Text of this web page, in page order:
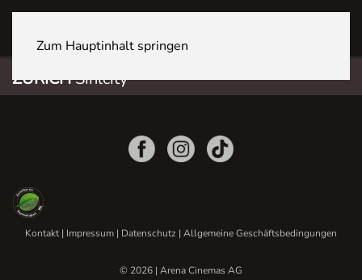
Zum Hauptinhalt springen
ZÜRICHSihlcity
Kontakt| Impressum | Datenschutz | Allgemeine Geschäftsbedingungen
© 2026 | Arena Cinemas AG